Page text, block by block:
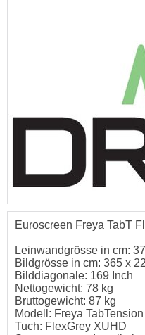
Euroscreen Freya TabT
Leinwandgrösse in cm:
Bildgrösse in cm: 365 x
Bilddiagonale: 169 Inch
Nettogewicht: 78 kg
Bruttogewicht: 87 kg
Modell: Freya TabTension
Tuch: FlexGrey XUHD